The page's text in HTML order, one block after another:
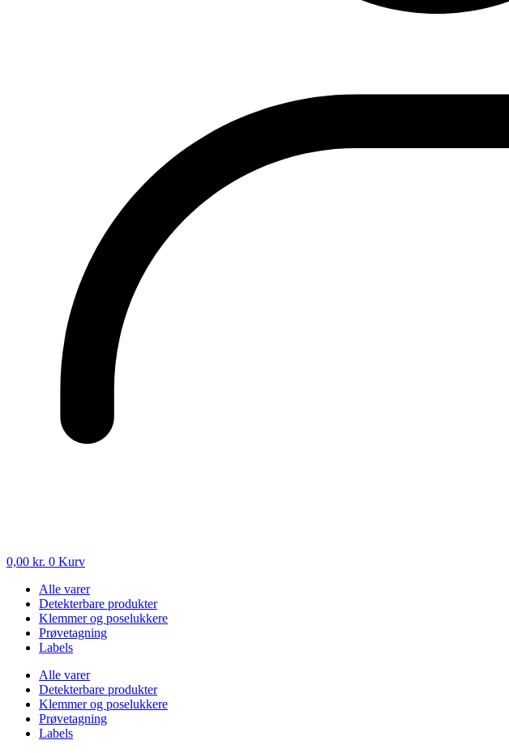
0,00 kr. 0 Kurv
Alle varer
Detekterbare produkter
Klemmer og poselukkere
Prøvetagning
Labels
Alle varer
Detekterbare produkter
Klemmer og poselukkere
Prøvetagning
Labels